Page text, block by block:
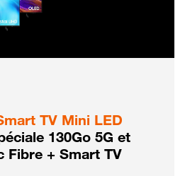
TV Mini LED
130Go 5G et
Fibre + Smart TV